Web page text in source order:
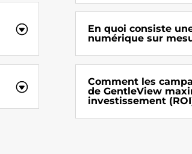
En quoi consiste
numérique sur
Comment les
de GentleView
investissement